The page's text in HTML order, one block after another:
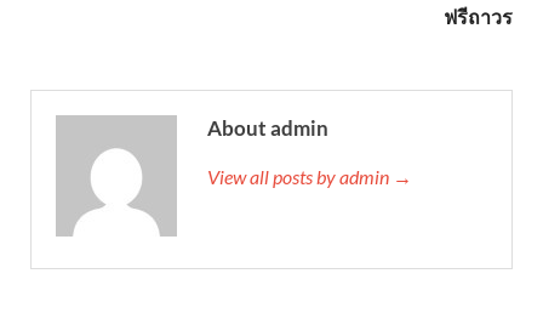
ฟรีถาวร
About admin
View all posts by admin →